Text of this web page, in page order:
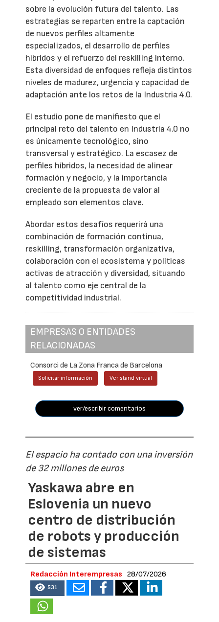
sobre la evolución futura del talento. Las
estrategias se reparten entre la captación
de nuevos perfiles altamente
especializados, el desarrollo de perfiles
híbridos y el refuerzo del reskilling interno.
Esta diversidad de enfoques refleja distintos
niveles de madurez, urgencia y capacidad de
adaptación ante los retos de la Industria 4.0.
El estudio pone de manifiesto que el
principal reto del talento en Industria 4.0 no
es únicamente tecnológico, sino
transversal y estratégico. La escasez de
perfiles híbridos, la necesidad de alinear
formación y negocio, y la importancia
creciente de la propuesta de valor al
empleado son elementos clave.
Abordar estos desafíos requerirá una
combinación de formación continua,
reskilling, transformación organizativa,
colaboración con el ecosistema y políticas
activas de atracción y diversidad, situando
al talento como eje central de la
competitividad industrial.
EMPRESAS O ENTIDADES
RELACIONADAS
Consorci de La Zona Franca de Barcelona
Solicitar información Ver stand virtual
ver/escribir comentarios
El espacio ha contado con una inversión
de 32 millones de euros
Yaskawa abre en
Eslovenia un nuevo
centro de distribución
de robots y producción
de sistemas
Redacción Interempresas 28/07/2026
531